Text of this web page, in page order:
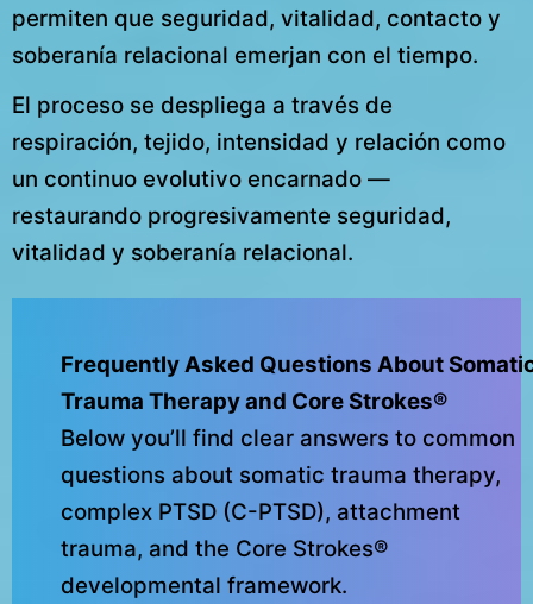
permiten que seguridad, vitalidad, contacto y
soberanía relacional emerjan con el tiempo.
El proceso se despliega a través de
respiración, tejido, intensidad y relación como
un continuo evolutivo encarnado —
restaurando progresivamente seguridad,
vitalidad y soberanía relacional.
Frequently Asked Questions About
Trauma Therapy and Core Strokes®
Below you’ll find clear answers to common
questions about somatic trauma therapy,
complex PTSD (C-PTSD), attachment
trauma, and the Core Strokes®
developmental framework.